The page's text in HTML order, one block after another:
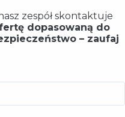
zespół skontaktuje
dopasowaną do
– zaufaj